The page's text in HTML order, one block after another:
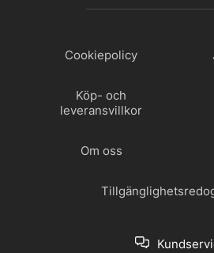
Cookiepolicy
Köp- och
leveransvillkor
Om oss